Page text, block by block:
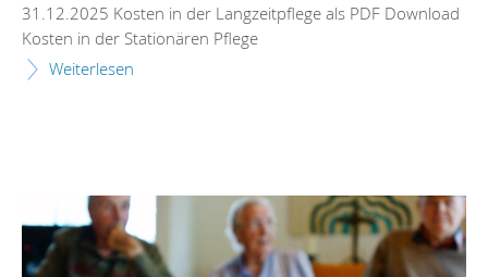
31.12.2025 Kosten in der Langzeitpflege als PDF Download
Kosten in der Stationären Pflege
Weiterlesen